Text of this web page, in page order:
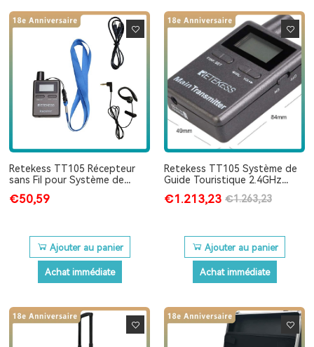
Retekess TT105 Récepteur
sans Fil pour Système de
€50,59
Ajouter au panier
Achat immédiate
Retekess TT105 Système de
Guide Touristique 2.4GHz
Guide Touristique
€1.213,23 €1.263,23
Ajouter au panier
Achat immédiate